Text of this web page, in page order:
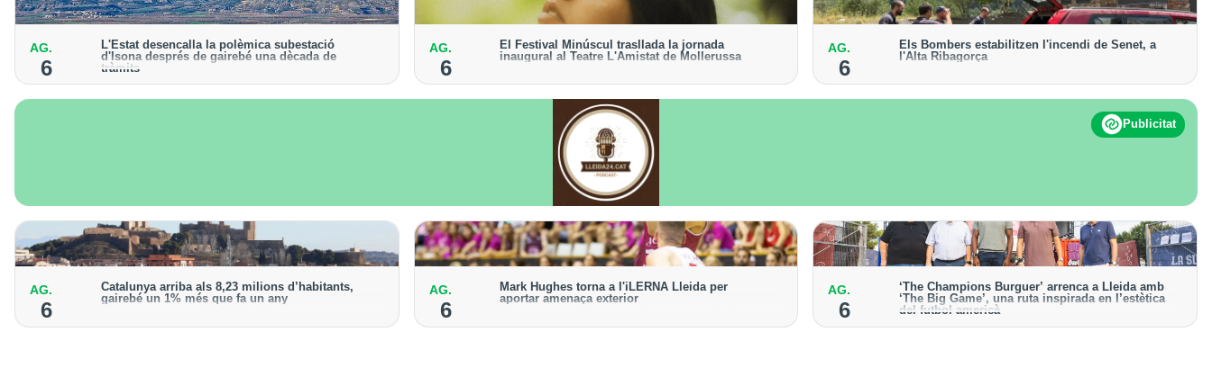
AG.
6
L'Estat desencalla la polèmica subestació
d'Isona després de gairebé una dècada de
tràmits
L’Ajuntament presentarà un recurs contra la resolució
"per intentar impedir la construcció"
AG.
6
El Festival Minúscul trasllada la jornada
inaugural al Teatre L'Amistat de Mollerussa
cinquena edició del cicle
AG.
6
Els Bombers estabilitzen l'incendi de Senet, a
l'Alta Ribagorça
descarta enviar-hi efectius terrestres
Publicitat
AG.
6
Catalunya arriba als 8,23 milions d’habitants,
gairebé un 1% més que fa un any
increment de l’1,3% de la població
AG.
6
Mark Hughes torna a l'iLERNA Lleida per
aportar amenaça exterior
temporada 2021-2022
AG.
6
‘The Champions Burguer’ arrenca a Lleida amb
‘The Big Game’, una ruta inspirada en l’estètica
del futbol americà
La primera edició que es va celebrar a la ciutat va